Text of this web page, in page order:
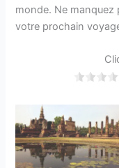
monde. Ne manquez
votre prochain